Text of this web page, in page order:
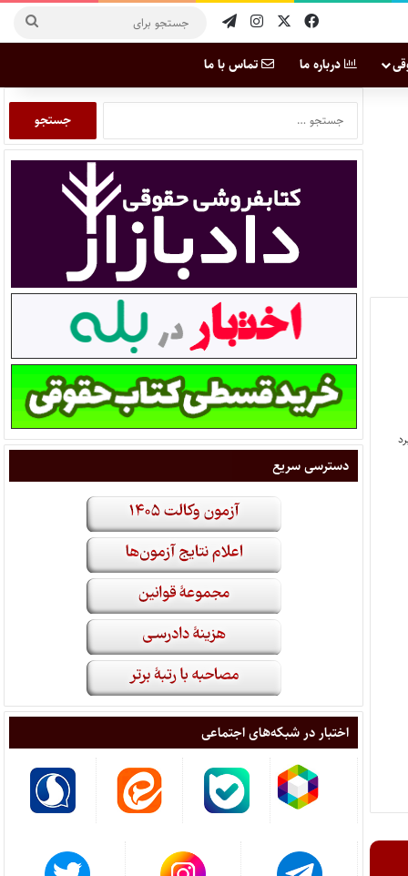
درباره ما تماس با ما
دسترسی سریع
اختبار در شبکه‌های اجتماعی